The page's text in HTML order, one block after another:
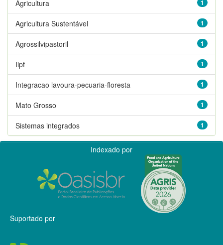
1
Agricultura
1
Agricultura Sustentável
1
Agrossilvipastoril
1
Ilpf
1
Integracao lavoura-pecuaria-floresta
1
Mato Grosso
1
Sistemas integrados
Indexado por
Suportado por